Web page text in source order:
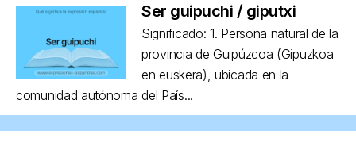
Ser guipuchi / giputxi
Significado: 1. Persona natural de la
provincia de Guipúzcoa (Gipuzkoa
en euskera), ubicada en la
comunidad autónoma del País...